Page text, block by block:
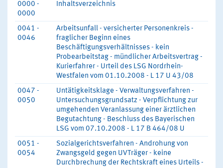
0000 -
0000
Inhaltsverzeichnis
0041 -
0046
Arbeitsunfall - versicherter Personenkreis -
fraglicher Beginn eines
Beschäftigungsverhältnisses - kein
Probearbeitstag - mündlicher Arbeitsvertrag -
Kurierfahrer - Urteil des LSG Nordrhein-
Westfalen vom 01.10.2008 - L 17 U 43/08
0047 -
0050
Untätigkeitsklage - Verwaltungsverfahren -
Untersuchungsgrundsatz - Verpflichtung zur
umgehenden Veranlassung einer ärztlichen
Begutachtung - Beschluss des Bayerischen
LSG vom 07.10.2008 - L 17 B 464/08 U
0051 -
0054
Sozialgerichtsverfahren - Androhung von
Zwangsgeld gegen UVTräger - keine
Durchbrechung der Rechtskraft eines Urteils -